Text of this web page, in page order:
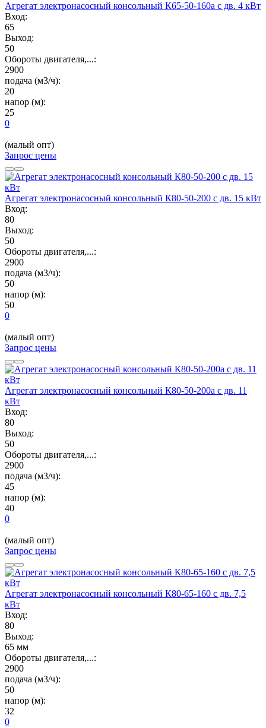
Агрегат электронасосный консольный К65-50-160а с дв. 4 кВт
Вход:
65
Выход:
50
Обороты двигателя,...:
2900
подача (м3/ч):
20
напор (м):
25
0
(малый опт)
Запрос цены
Агрегат электронасосный консольный К80-50-200 с дв. 15 кВт
Вход:
80
Выход:
50
Обороты двигателя,...:
2900
подача (м3/ч):
50
напор (м):
50
0
(малый опт)
Запрос цены
Агрегат электронасосный консольный К80-50-200а с дв. 11
кВт
Вход:
80
Выход:
50
Обороты двигателя,...:
2900
подача (м3/ч):
45
напор (м):
40
0
(малый опт)
Запрос цены
Агрегат электронасосный консольный К80-65-160 с дв. 7,5
кВт
Вход:
80
Выход:
65 мм
Обороты двигателя,...:
2900
подача (м3/ч):
50
напор (м):
32
0